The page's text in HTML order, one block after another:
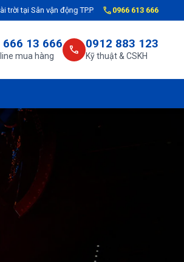
TP.Phủ Lý, tỉnh Hà Nam cho VNPT Hà Nam
call 0966 613 666
666 13 666
mua hàng call 0912 883 123
Kỹ thuật & CSKH